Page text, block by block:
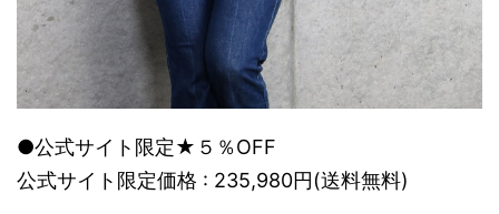
●公式サイト限定★５％OFF
公式サイト限定価格 : 235,980円(送料無料)